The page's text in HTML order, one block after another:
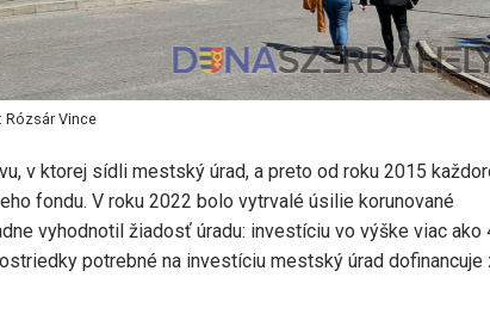
Rózsár Vince
v ktorej sídli mestský úrad, a preto od roku 2015
fondu. V roku 2022 bolo vytrvalé úsilie korunované
vyhodnotil žiadosť úradu: investíciu vo výške viac ako
potrebné na investíciu mestský úrad dofinancuje